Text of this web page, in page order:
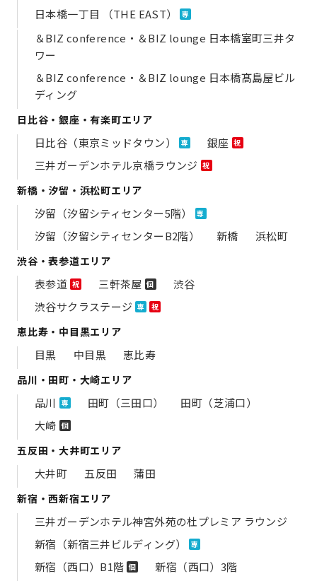
日本橋一丁目 （THE EAST）
専
＆BIZ conference・＆BIZ lounge 日本橋室町三井タ
ワー
＆BIZ conference・＆BIZ lounge 日本橋髙島屋ビル
ディング
日比谷・銀座・有楽町エリア
日比谷（東京ミッドタウン） 専 銀座 祝
三井ガーデンホテル京橋ラウンジ 祝
新橋・汐留・浜松町エリア
汐留（汐留シティセンター5階） 専
汐留（汐留シティセンターB2階） 新橋 浜松町
渋谷・表参道エリア
表参道 祝 三軒茶屋 個
渋谷
渋谷サクラステージ 専 祝
恵比寿・中目黒エリア
目黒 中目黒 恵比寿
品川・田町・大崎エリア
品川 専 田町（三田口）
田町（芝浦口）
大崎 個
五反田・大井町エリア
大井町 五反田 蒲田
新宿・西新宿エリア
三井ガーデンホテル神宮外苑の​杜プレミア ラウンジ
新宿（新宿三井ビルディング）
専
新宿（西口）B1階 個
新宿（西口）3階